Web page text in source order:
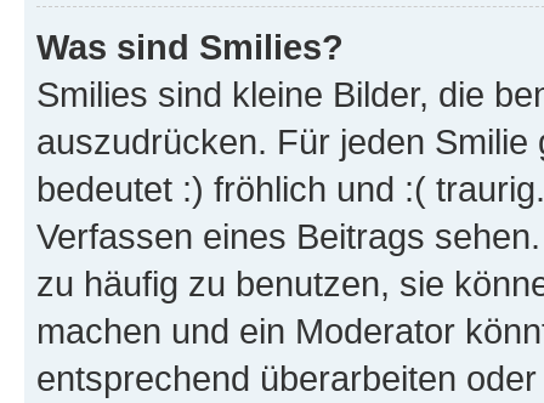
Was sind Smilies?
Smilies sind kleine Bilder, die
auszudrücken. Für jeden
bedeutet :) fröhlich und :(
Verfassen eines Beitrags
zu häufig zu benutzen, sie
machen und ein Moderator
entsprechend überarbeiten